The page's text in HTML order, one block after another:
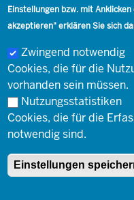
Footer
Kontakt
Kontakt Presse
Social
Footer
Impressum
© Landesbetrieb
(IT.NRW)
Impressum
Einstellungen bzw. mit
akzeptieren" erklären Sie sich
Zwingend notwendig
Cookies, die für die
vorhanden sein müssen.
Nutzungsstatistiken
Cookies, die für die
notwendig sind.
Einstellungen